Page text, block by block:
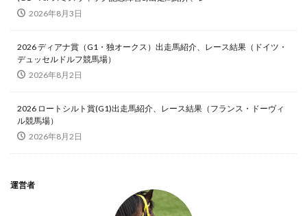
2026年8月3日
2026 ディアナ賞（G1・独オークス）出走馬紹介、レース結果（ドイツ・
デュッセルドルフ競馬場）
2026年8月2日
2026 ロートシルト賞(G1)出走馬紹介、レース結果（フランス・ドーヴィ
ル競馬場）
2026年8月2日
運営者